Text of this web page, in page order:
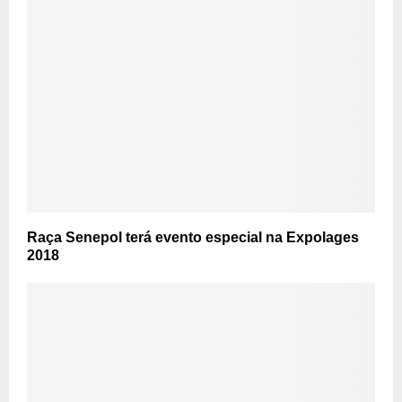
Raça Senepol terá evento especial na Expolages
2018